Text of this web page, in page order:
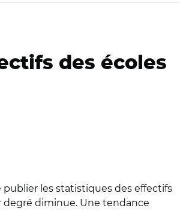
des écoles
les statistiques des effectifs
degré diminue. Une tendance